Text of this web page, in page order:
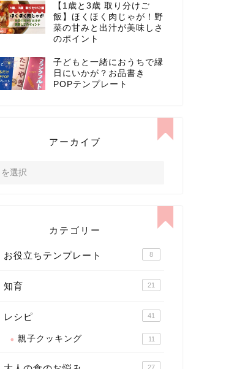
【1歳と3歳 取り分けご
飯】ほくほく肉じゃが！野
菜の甘みと出汁が美味しさ
のポイント
子どもと一緒におうちで縁
日にいかが？お品書き
POPテンプレート
アーカイブ
カテゴリー
お役立ちテンプレート 8
知育 21
レシピ 41
親子クッキング 11
27